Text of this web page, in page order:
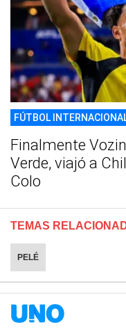
FÚTBOL
Finalmente
Verde, viajó a
Colo
TEMAS
PELÉ